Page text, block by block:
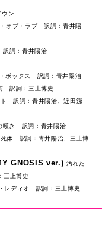
ウン
オブ・ラブ 訳詞：青井陽
詞：青井陽治
ボックス 訳詞：青井陽治
訳詞：三上博史
ト 訳詞：青井陽治、近田潔
嘆き 訳詞：青井陽治
死体 訳詞：青井陽治、三上博
GNOSIS ver.) 汚れた
三上博史
レディオ 訳詞：三上博史